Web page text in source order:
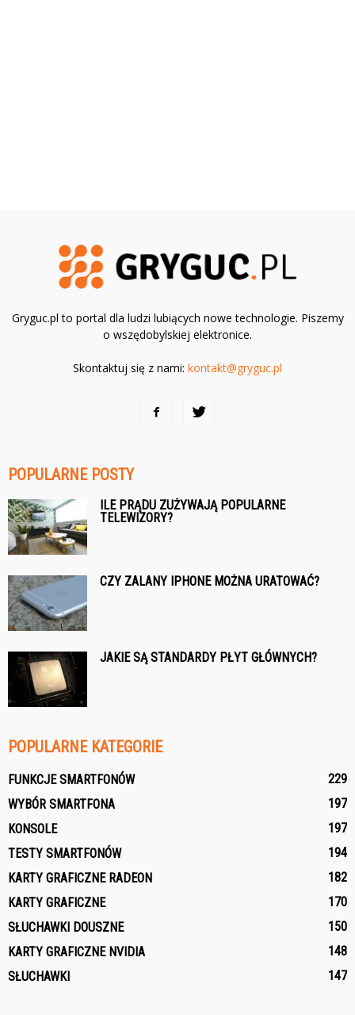
Gryguc.pl to portal dla ludzi lubiących nowe technologie. Piszemy
o wszędobylskiej elektronice.
Skontaktuj się z nami: kontakt@gryguc.pl
POPULARNE POSTY
ILE PRĄDU ZUŻYWAJĄ POPULARNE
TELEWIZORY?
CZY ZALANY IPHONE MOŻNA URATOWAĆ?
JAKIE SĄ STANDARDY PŁYT GŁÓWNYCH?
POPULARNE KATEGORIE
FUNKCJE SMARTFONÓW
229
WYBÓR SMARTFONA
197
KONSOLE
197
TESTY SMARTFONÓW
194
KARTY GRAFICZNE RADEON
182
KARTY GRAFICZNE
170
SŁUCHAWKI DOUSZNE
150
KARTY GRAFICZNE NVIDIA
148
SŁUCHAWKI
147